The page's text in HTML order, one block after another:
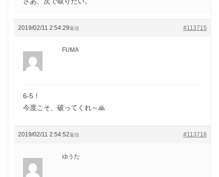
2019/02/11 2:54:29 #113715
返信
FUMA
6-5！
今度こそ、破ってくれ～🙏
2019/02/11 2:54:52 #113716
返信
ゆうた